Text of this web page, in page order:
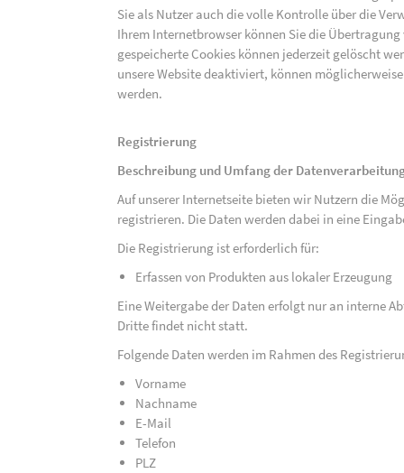
Sie als Nutzer auch die volle Kontrolle über die
Ihrem Internetbrowser können Sie die
gespeicherte Cookies können jederzeit gelöscht
unsere Website deaktiviert, können
werden.
Registrierung
Beschreibung und Umfang der
Auf unserer Internetseite bieten wir Nutzern die
registrieren. Die Daten werden dabei in eine
Die Registrierung ist erforderlich für:
Erfassen von Produkten aus lokaler Erzeugung
Eine Weitergabe der Daten erfolgt nur an interne
Dritte findet nicht statt.
Folgende Daten werden im Rahmen des
Vorname
Nachname
E-Mail
Telefon
PLZ